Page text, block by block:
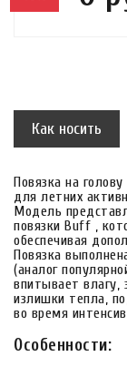
Как носить
Повязка на
для летних
Модель
повязки Buff ,
обеспечивая
Повязка
(аналог
впитывает влагу,
излишки тепла,
во время
Особенности: